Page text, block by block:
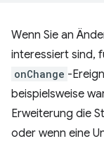
Wenn Sie an
interessiert sind,
onChange -
beispielsweise
Erweiterung die
oder wenn eine